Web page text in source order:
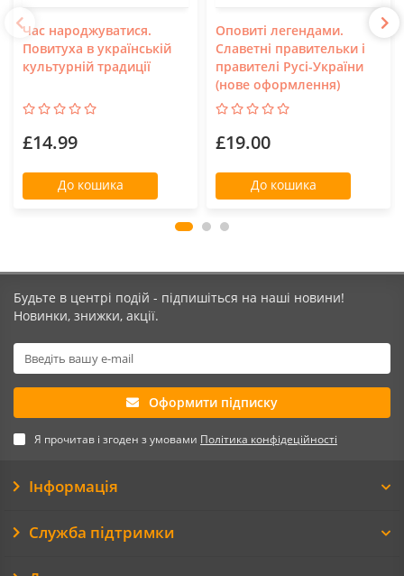
Час народжуватися.
Повитуха в українській
культурній традиції
£14.99
До кошика
Оповиті легендами.
Славетні правительки і
правителі Русі-України
(нове оформлення)
£19.00
До кошика
Будьте в центрі подій - підпишіться на наші новини!
Новинки, знижки, акції.
Оформити підписку
Я прочитав і згоден з умовами Політика конфідеційності
Інформація
Служба підтримки